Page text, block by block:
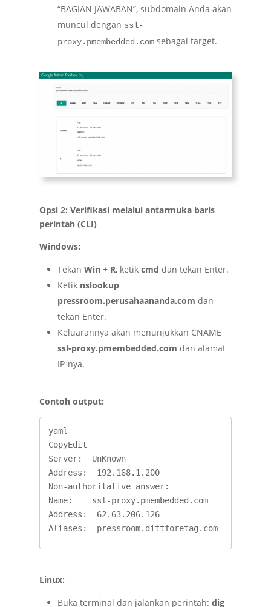
“BAGIAN JAWABAN”, subdomain Anda akan
muncul dengan ssl-
proxy.pmembedded.comsebagai target.
Opsi 2: Verifikasi melalui antarmuka baris
perintah (CLI)
Windows:
Tekan Win + R, ketik cmd dan tekan Enter.
Ketik nslookup
pressroom.perusahaananda.com dan
tekan Enter.
Keluarannya akan menunjukkan CNAME
ssl-proxy.pmembedded.com dan alamat
IP-nya.
Contoh output:
yaml
CopyEdit
Server:  UnKnown
Address:  192.168.1.200
Non-authoritative answer:
Name:    ssl-proxy.pmembedded.com
Address:  62.63.206.126
Aliases:  pressroom.dittforetag.com
Linux:
Buka terminal dan jalankan perintah: dig